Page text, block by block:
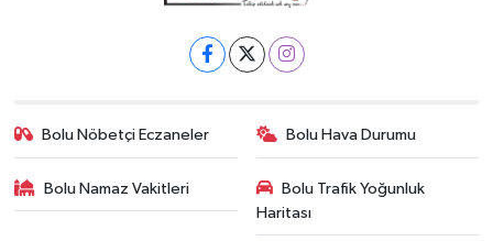
Bolu Nöbetçi Eczaneler Bolu Hava Durumu
Bolu Namaz Vakitleri
Bolu Trafik Yoğunluk
Haritası